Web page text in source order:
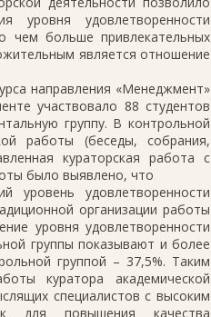
уровня удовлетворенности
чем больше привлекательных
является отношение
направления «Менеджмент»
участвовало 88 студентов
группу. В контрольной
работы (беседы, собрания,
кураторская работа с
было выявлено, что
уровень удовлетворенности
организации работы
уровня удовлетворенности
группы показывают и более
группой – 37,5%. Таким
куратора академической
специалистов с высоким
для повышения качества